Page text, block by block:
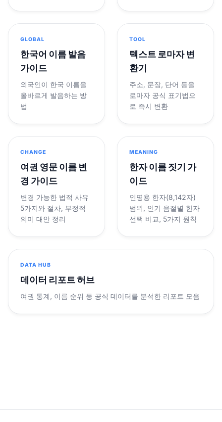
GLOBAL
한국어 이름 발음
가이드
외국인이 한국 이름을
올바르게 발음하는 방
법
TOOL
텍스트 로마자 변
환기
주소, 문장, 단어 등을
로마자 공식 표기법으
로 즉시 변환
CHANGE
여권 영문 이름 변
경 가이드
변경 가능한 법적 사유
5가지와 절차, 부정적
의미 대안 정리
MEANING
한자 이름 짓기 가
이드
인명용 한자(8,142자)
범위, 인기 음절별 한자
선택 비교, 5가지 원칙
DATA HUB
데이터 리포트 허브
여권 통계, 이름 순위 등 공식 데이터를 분석한 리포트 모음